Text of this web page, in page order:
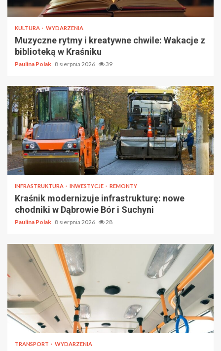
KULTURA WYDARZENIA
Muzyczne rytmy i kreatywne chwile: Wakacje z
biblioteką w Kraśniku
Paulina Polak 8 sierpnia 2026 39
INFRASTRUKTURA INWESTYCJE REMONTY
Kraśnik modernizuje infrastrukturę: nowe
chodniki w Dąbrowie Bór i Suchyni
Paulina Polak 8 sierpnia 2026 28
TRANSPORT WYDARZENIA